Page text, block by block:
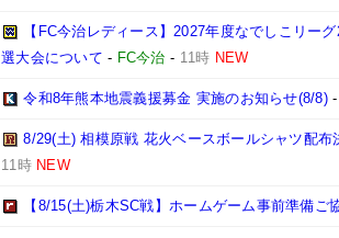
【FC今治レディース】2027年度なでしこリー
選大会について - FC今治 - 11時 NEW
令和8年熊本地震義援募金 実施のお知らせ(8/8)
8/29(土) 相模原戦 花火ベースボールシャツ配
11時 NEW
【8/15(土)栃木SC戦】ホームゲーム事前準備ご